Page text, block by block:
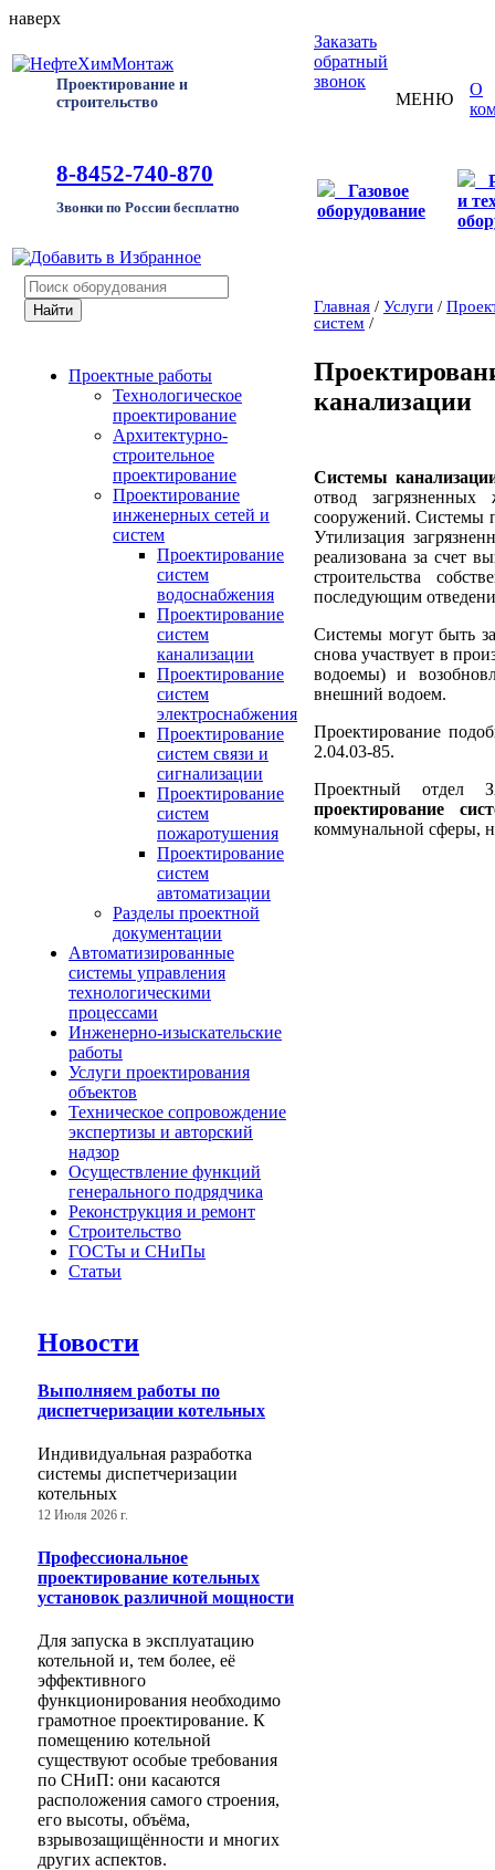
наверх
Проектирование и
строительство
8-8452-740-870
Звонки по России бесплатно
Заказать
обратный
звонок
МЕНЮ
О
Газовое
оборудование
и
Проектные работы
Технологическое
проектирование
Архитектурно-
строительное
проектирование
Проектирование
инженерных сетей и
систем
Проектирование
систем
водоснабжения
Проектирование
систем
канализации
Проектирование
систем
электроснабжения
Проектирование
систем связи и
сигнализации
Проектирование
систем
пожаротушения
Проектирование
систем
автоматизации
Разделы проектной
документации
Автоматизированные
системы управления
технологическими
процессами
Инженерно-изыскательские
работы
Услуги проектирования
объектов
Техническое сопровождение
экспертизы и авторский
надзор
Осуществление функций
генерального подрядчика
Реконструкция и ремонт
Строительство
ГОСТы и СНиПы
Статьи
Новости
Выполняем работы по
диспетчеризации котельных
Индивидуальная разработка
системы диспетчеризации
котельных
12 Июля 2026 г.
Профессиональное
проектирование котельных
установок различной мощности
Для запуска в эксплуатацию
котельной и, тем более, её
эффективного
функционирования необходимо
грамотное проектирование. К
помещению котельной
существуют особые требования
по СНиП: они касаются
расположения самого строения,
его высоты, объёма,
взрывозащищённости и многих
других аспектов.
Главная / Услуги /
систем /
канализации
Системы
отвод
сооружений. Системы
Утилизация
реализована за счет
строительства
последующим
Системы могут быть
снова участвует в
водоемы) и
внешний водоем.
Проектирование
2.04.03-85.
Проектный отдел
проектирование
коммунальной сферы,